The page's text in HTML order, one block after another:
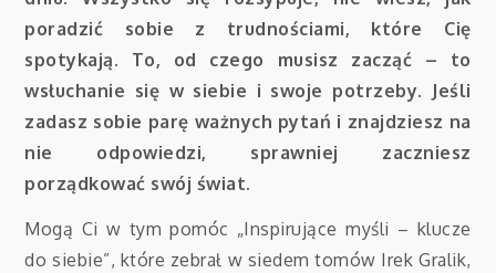
poradzić sobie z trudnościami, które Cię
spotykają. To, od czego musisz zacząć – to
wsłuchanie się w siebie i swoje potrzeby. Jeśli
zadasz sobie parę ważnych pytań i znajdziesz na
nie odpowiedzi, sprawniej zaczniesz
porządkować swój świat.
Mogą Ci w tym pomóc „Inspirujące myśli – klucze
do siebie”, które zebrał w siedem tomów Irek Gralik,